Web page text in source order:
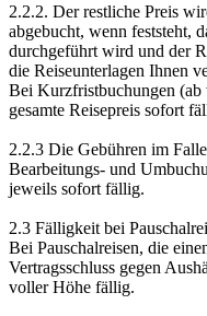
2.2.2. Der restliche Preis
abgebucht, wenn feststeht,
durchgeführt wird und der
die Reiseunterlagen Ihnen
Bei Kurzfristbuchungen
gesamte Reisepreis sofort
2.2.3 Die Gebühren im
Bearbeitungs- und
jeweils sofort fällig.
2.3 Fälligkeit bei
Bei Pauschalreisen, die
Vertragsschluss gegen
voller Höhe fällig.